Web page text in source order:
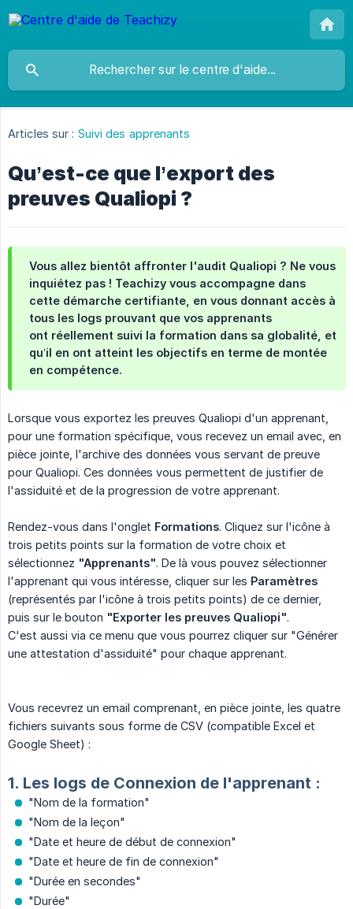
Articles sur : Suivi des apprenants
Qu’est-ce que l’export des
preuves Qualiopi ?
Vous allez bientôt affronter l'audit Qualiopi ? Ne vous
inquiétez pas ! Teachizy vous accompagne dans
cette démarche certifiante, en vous donnant accès à
tous les logs prouvant que vos apprenants
ont réellement suivi la formation dans sa globalité, et
qu’il en ont atteint les objectifs en terme de montée
en compétence.
Lorsque vous exportez les preuves Qualiopi d'un apprenant,
pour une formation spécifique, vous recevez un email avec, en
pièce jointe, l'archive des données vous servant de preuve
pour Qualiopi. Ces données vous permettent de justifier de
l'assiduité et de la progression de votre apprenant.
Rendez-vous dans l'onglet Formations. Cliquez sur l'icône à
trois petits points sur la formation de votre choix et
sélectionnez "Apprenants". De là vous pouvez sélectionner
l'apprenant qui vous intéresse, cliquer sur les Paramètres
(représentés par l'icône à trois petits points) de ce dernier,
puis sur le bouton "Exporter les preuves Qualiopi".
C'est aussi via ce menu que vous pourrez cliquer sur "Générer
une attestation d'assiduité" pour chaque apprenant.
Vous recevrez un email comprenant, en pièce jointe, les quatre
fichiers suivants sous forme de CSV (compatible Excel et
Google Sheet) :
1. Les logs de Connexion de l'apprenant :
"Nom de la formation"
"Nom de la leçon"
"Date et heure de début de connexion"
"Date et heure de fin de connexion"
"Durée en secondes"
"Durée"